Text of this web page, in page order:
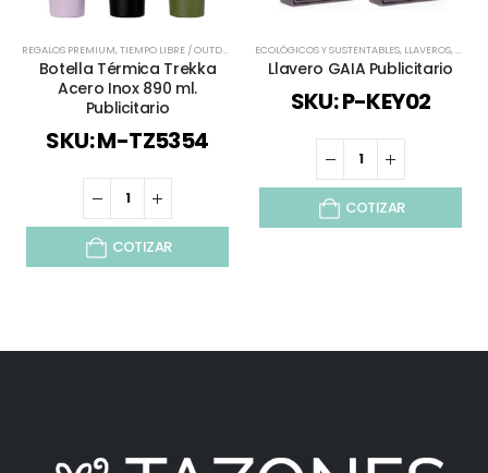
REGALOS PREMIUM,TIEMPO LIBRE / OUTDOOR TODOS,VERANO,VIAJES Y VACACIONES
Botella Térmica Trekka
Acero Inox 890 ml.
Publicitario
SKU: M-TZ5354
COTIZAR
ECOLÓGICOS Y SUSTENTABLES, LLAVEROS,
Llavero GAIA Publicitario
SKU: P-KEY02
COTIZAR